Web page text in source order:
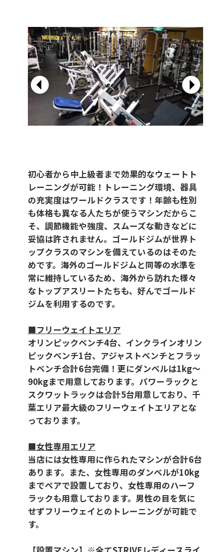
初心者から中上級者まで効果的なウェートト
レーニングが可能！トレーニング環境、器具
の充実度はワールドクラスです！年齢も性別
も体格も異なる人たちが使うマシンだからこ
そ、調節機能や強度、スムーズな動きなどに
妥協は許されません。ゴールドジムが世界ト
ップクラスのマシンを備えているのはそのた
めです。海外のゴールドジムと同等の水準を
常に維持しているため、海外から訪れた様々
なトップアスリートたちも、好んでゴールド
ジムを利用するのです。
■フリーウェイトエリア
オリンピックベンチ4台、インクラインオリン
ピックベンチ1台、アジャストベンチとフラッ
トベンチ合計6台完備！更にダンベルは1kg～
90kgまで用意しております。パワーラックと
スクワットラックは合計5台用意しており、千
葉エリア最大級のフリーウェイトエリアとな
っております。
■女性専用エリア
当店には女性専用に作られたマシンが合計6台
あります。また、女性専用のダンベルが10kg
までペアで設置しており、女性専用のハーフ
ラックも用意しております。男性の目を気に
せずフリーウェイとのトレーニングが可能で
す。